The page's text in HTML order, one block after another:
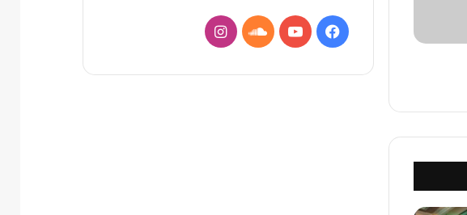
فيسبوكيوتيوبساوندانستقرام